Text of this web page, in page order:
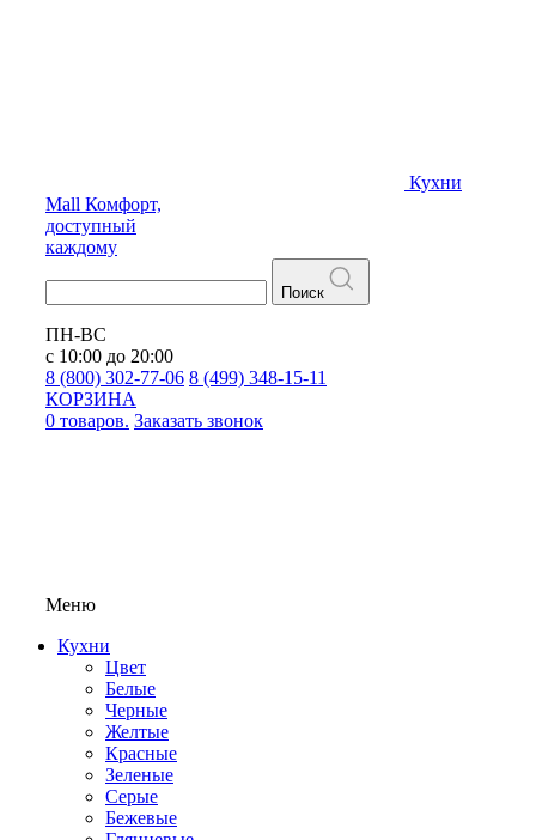
Кухни
Mall Комфорт,
доступный
каждому
Поиск
ПН-ВС
с 10:00 до 20:00
8 (800) 302-77-06 8 (499) 348-15-11
КОРЗИНА
0 товаров. Заказать звонок
Меню
Кухни
Цвет
Белые
Черные
Желтые
Красные
Зеленые
Серые
Бежевые